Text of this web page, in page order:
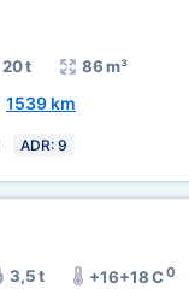
20 t 86 m³
1539 km
ADR: 9
3,5 t +16+18 C0